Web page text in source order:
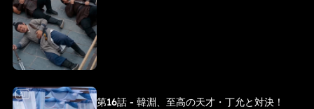
AI
第16話 - 韓淵、至高の天才・丁允と対決！